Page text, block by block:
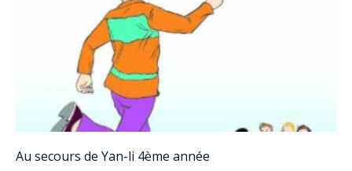
Au secours de Yan-li 4ème année